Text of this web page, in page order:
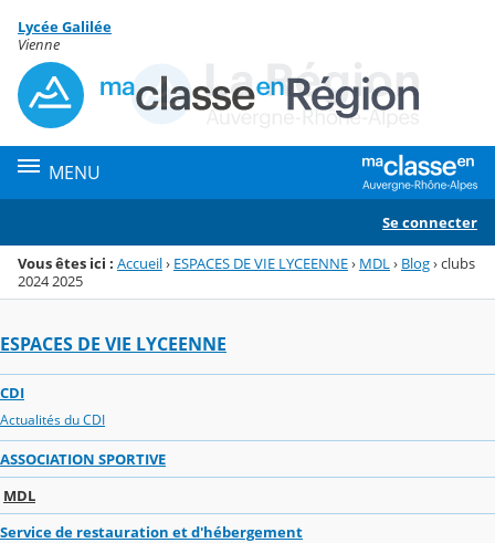
Menu de la rubrique
Contenu
Lycée Galilée
Vienne
MENU
Se connecter
Vous êtes ici : Accueil› ESPACES DE VIE LYCEENNE› MDL › Blog›clubs
2024 2025
ESPACES DE VIE LYCEENNE
CDI
Actualités du CDI
ASSOCIATION SPORTIVE
MDL
Service de restauration et d'hébergement